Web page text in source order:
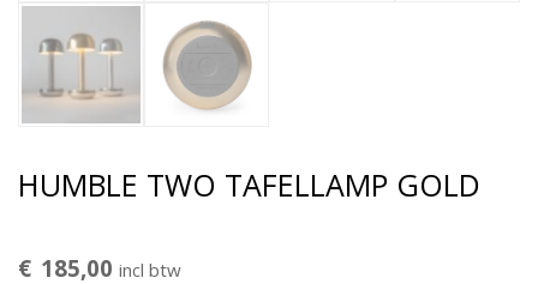
HUMBLE TWO TAFELLAMP GOLD
€ 185,00 incl btw